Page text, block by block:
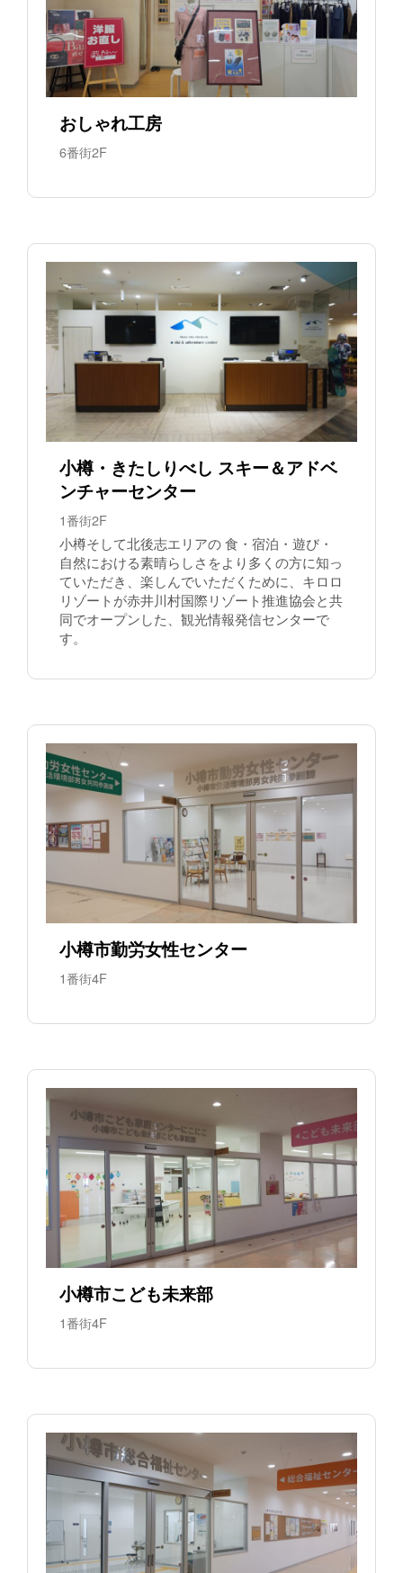
おしゃれ工房
6番街2F
小樽・きたしりべし スキー＆アドベ
ンチャーセンター
1番街2F
小樽そして北後志エリアの 食・宿泊・遊び・
自然における素晴らしさをより多くの方に知っ
ていただき、楽しんでいただくために、キロロ
リゾートが赤井川村国際リゾート推進協会と共
同でオープンした、観光情報発信センターで
す。
小樽市勤労女性センター
1番街4F
小樽市こども未来部
1番街4F